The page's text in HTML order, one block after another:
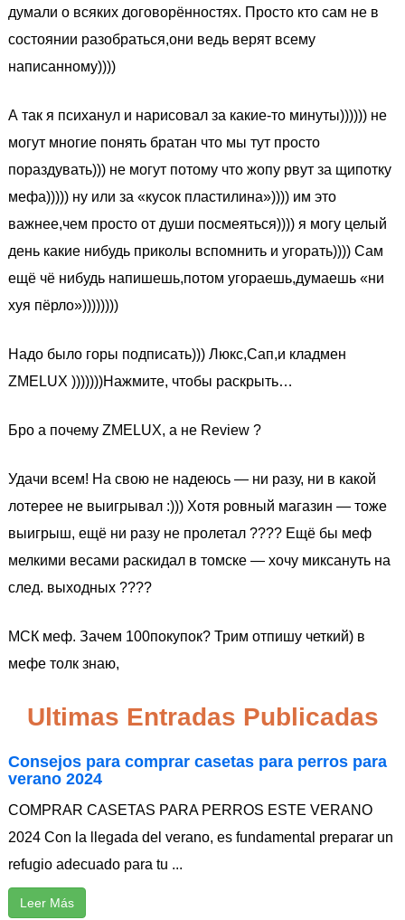
думали о всяких договорённостях. Просто кто сам не в
состоянии разобраться,они ведь верят всему
написанному))))
А так я психанул и нарисовал за какие-то минуты)))))) не
могут многие понять братан что мы тут просто
пораздувать))) не могут потому что жопу рвут за щипотку
мефа))))) ну или за «кусок пластилина»)))) им это
важнее,чем просто от души посмеяться)))) я могу целый
день какие нибудь приколы вспомнить и угорать)))) Сам
ещё чё нибудь напишешь,потом угораешь,думаешь «ни
хуя пёрло»))))))))
Надо было горы подписать))) Люкс,Сап,и кладмен
ZMELUX )))))))Нажмите, чтобы раскрыть…
Бро а почему ZMELUX, а не Review ?
Удачи всем! На свою не надеюсь — ни разу, ни в какой
лотерее не выигрывал :))) Хотя ровный магазин — тоже
выигрыш, ещё ни разу не пролетал ???? Ещё бы меф
мелкими весами раскидал в томске — хочу миксануть на
след. выходных ????
МСК меф. Зачем 100покупок? Трим отпишу четкий) в
мефе толк знаю,
Ultimas Entradas Publicadas
Consejos para comprar casetas para perros para
verano 2024
COMPRAR CASETAS PARA PERROS ESTE VERANO
2024 Con la llegada del verano, es fundamental preparar un
refugio adecuado para tu ...
Leer Más